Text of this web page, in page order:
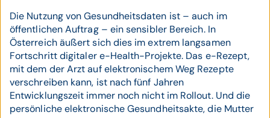
Die Nutzung von Gesundheitsdaten ist – auch im
öffentlichen Auftrag – ein sensibler Bereich. In
Österreich äußert sich dies im extrem langsamen
Fortschritt digitaler e-Health-­Projekte. Das e-Rezept,
mit dem der Arzt auf elektronischem Weg Rezepte
verschreiben kann, ist nach fünf Jahren
Entwicklungszeit immer noch nicht im Roll­out. Und die
persönliche elektronische Gesundheitsakte, die Mutter